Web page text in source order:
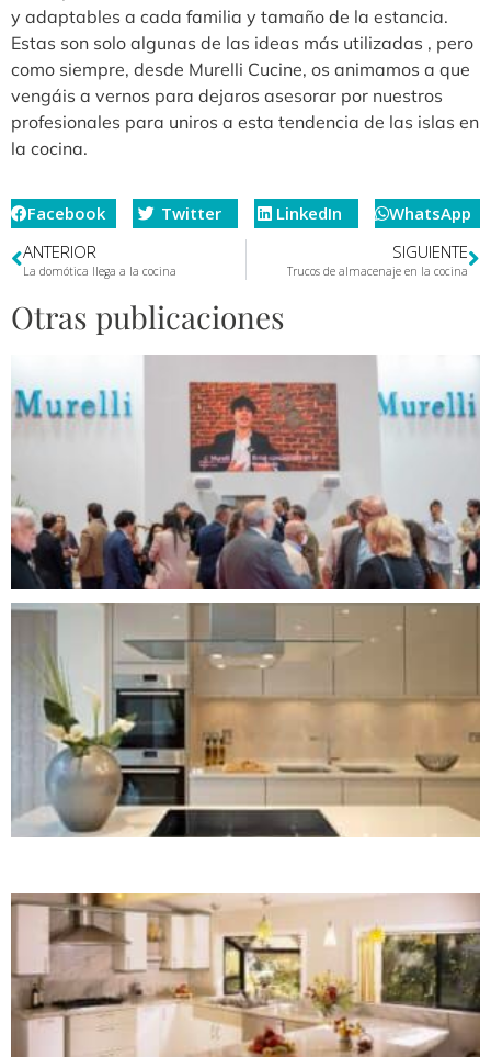
y adaptables a cada familia y tamaño de la estancia.
Estas son solo algunas de las ideas más utilizadas , pero
como siempre, desde Murelli Cucine, os animamos a que
vengáis a vernos para dejaros asesorar por nuestros
profesionales para uniros a esta tendencia de las islas en
la cocina.
Facebook Twitter LinkedIn
WhatsApp
ANTERIOR
La domótica llega a la cocina
SIGUIENTE
Trucos de almacenaje en la cocina
Otras publicaciones